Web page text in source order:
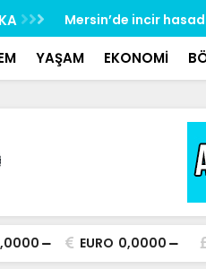
verildi Mersin’de incir
YAŞAM EKONOMİ
EURO 0,0000